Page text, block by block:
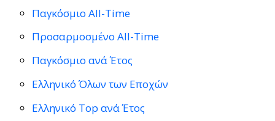
Παγκόσμιο All-Time
Προσαρμοσμένο All-Time
Παγκόσμιο ανά Έτος
Ελληνικό Όλων των Εποχών
Ελληνικό Top ανά Έτος